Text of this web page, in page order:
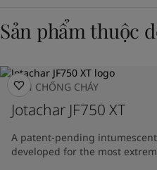
Sản phẩm thuộc
SƠN CHỐNG CHÁY
Jotachar JF750 XT
A patent-pending
developed for the most